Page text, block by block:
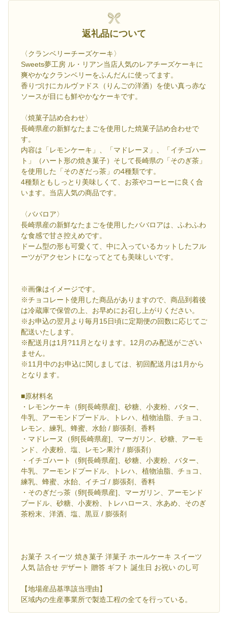
返礼品について
〈クランベリーチーズケーキ〉
Sweets夢工房 ル・リアン当店人気のレアチーズケーキに
爽やかなクランベリーをふんだんに使ってます。
香りづけにカルヴァドス（りんごの洋酒）を使い真っ赤な
ソースが目にも鮮やかなケーキです。
〈焼菓子詰め合わせ〉
長崎県産の新鮮なたまごを使用した焼菓子詰め合わせで
す。
内容は「レモンケーキ」、「マドレーヌ」、「イチゴハー
ト」（ハート形の焼き菓子）そして長崎県の「そのぎ茶」
を使用した「そのぎだっ茶」の4種類です。
4種類ともしっとり美味しくて、お茶やコーヒーに良く合
います。当店人気の商品です。
〈ババロア〉
長崎県産の新鮮なたまごを使用したババロアは、ふわふわ
な食感で甘さ控えめです。
ドーム型の形も可愛くて、中に入っているカットしたフル
ーツがアクセントになってとても美味しいです。
※画像はイメージです。
※チョコレート使用した商品がありますので、商品到着後
は冷蔵庫で保管の上、お早めにお召し上がりください。
※お申込の翌月より毎月15日頃に定期便の回数に応じてご
配送いたします。
※配送月は1月?11月となります。12月のみ配送がござい
ません。
※11月中のお申込に関しましては、初回配送月は1月から
となります。
■原材料名
・レモンケーキ（卵[長崎県産]、砂糖、小麦粉、バター、
牛乳、アーモンドプードル、トレハ、植物油脂、チョコ、
レモン、練乳、蜂蜜、水飴 / 膨張剤、香料
・マドレーヌ（卵[長崎県産]、マーガリン、砂糖、アーモ
ンド、小麦粉、塩、レモン果汁 / 膨張剤）
・イチゴハート（卵[長崎県産]、砂糖、小麦粉、バター、
牛乳、アーモンドプードル、トレハ、植物油脂、チョコ、
練乳、蜂蜜、水飴、イチゴ / 膨張剤、香料
・そのぎだっ茶（卵[長崎県産]、マーガリン、アーモンド
プードル、砂糖、小麦粉、トレハロース、水あめ、そのぎ
茶粉末、洋酒、塩、黒豆 / 膨張剤
お菓子 スイーツ 焼き菓子 洋菓子 ホールケーキ スイーツ
人気 詰合せ デザート 贈答 ギフト 誕生日 お祝い のし可
【地場産品基準該当理由】
区域内の生産事業所で製造工程の全てを行っている。